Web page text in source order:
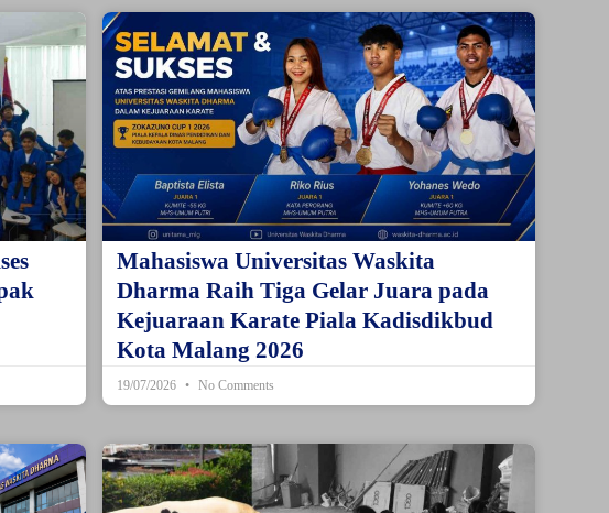
Mahasiswa Universitas Waskita
Dharma Raih Tiga Gelar Juara pada
Kejuaraan Karate Piala Kadisdikbud
Kota Malang 2026
19/07/2026 No Comments